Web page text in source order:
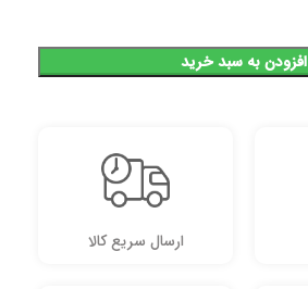
افزودن به سبد خرید
ارسال سریع کالا